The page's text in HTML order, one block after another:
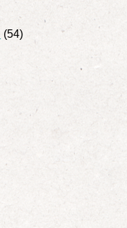
(54)